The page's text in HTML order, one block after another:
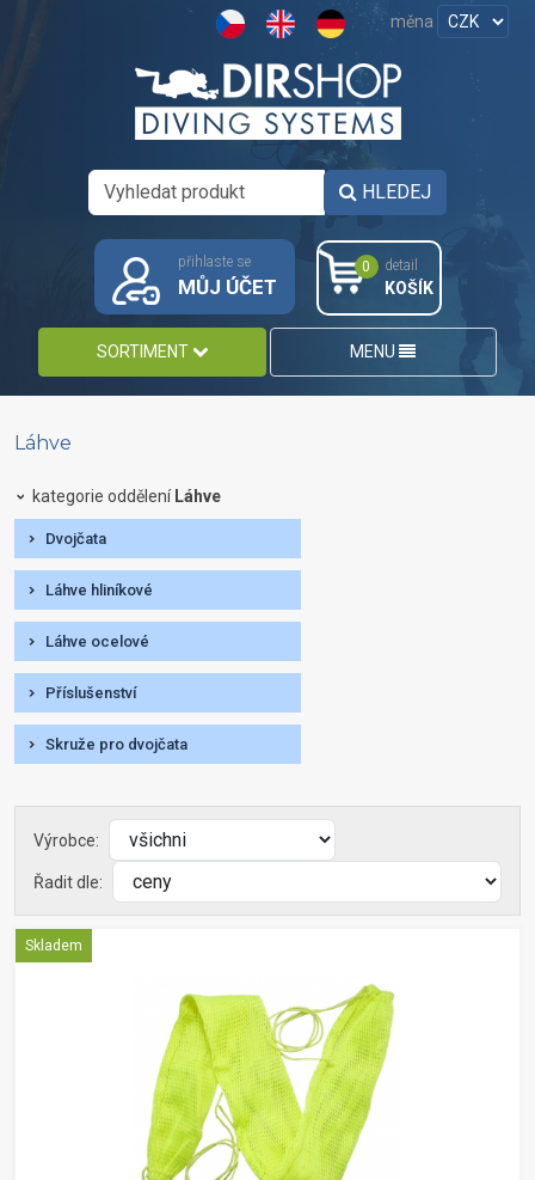
měna
HLEDEJ
přihlaste se
MŮJ ÚČET
0 detail
KOŠÍK
SORTIMENT MENU
Láhve
kategorie oddělení Láhve
Dvojčata
Láhve hliníkové
Láhve ocelové
Příslušenství
Skruže pro dvojčata
Výrobce:
Řadit dle:
Skladem